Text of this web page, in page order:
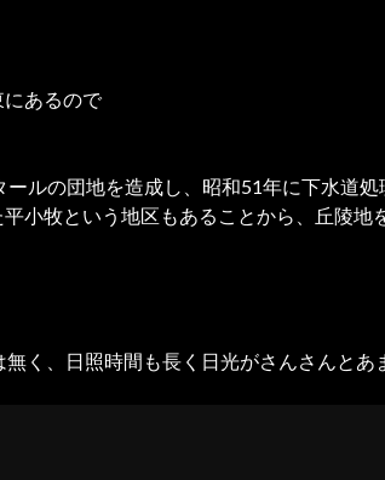
あるので
ルの団地を造成し、昭和51年に下水道
小牧という地区もあることから、丘陵
く、日照時間も長く日光がさんさんと